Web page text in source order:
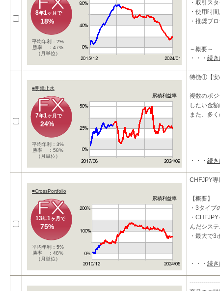
8年1ヶ月で
18%
平均年利：2%
勝率 ：47%
（月単位）
・取引ス
・使用時
・推奨ブ
～概要～
★ローリ
高収益を
・・・ 続
■明鏡止水
累積利益率
7年1ヶ月で
24%
平均年利：3%
勝率 ：58%
（月単位）
特徴①【安
複数のポ
したい金
また、多
・・・ 続
■CrossPortfolio
累積利益率
13年1ヶ月で
75%
平均年利：5%
勝率 ：48%
（月単位）
CHFJPY専
【概要】
・3タイ
・
んだシス
・最大で3
・・・ 続